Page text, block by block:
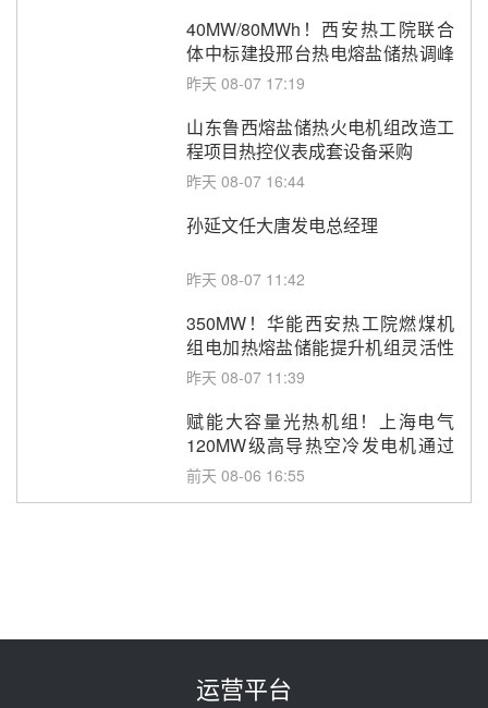
40MW/80MWh！西安热工院联合
体中标建投邢台热电熔盐储热调峰
调频改造EPC项目
昨天 08-07 17:19
山东鲁西熔盐储热火电机组改造工
程项目热控仪表成套设备采购
昨天 08-07 16:44
孙延文任大唐发电总经理
昨天 08-07 11:42
350MW！华能西安热工院燃煤机
组电加热熔盐储能提升机组灵活性
改造项目初步设计第三方评审服务
昨天 08-07 11:39
赋能大容量光热机组！上海电气
120MW级高导热空冷发电机通过
型式试验
前天 08-06 16:55
100MW光工程性能试验采购
运营平台